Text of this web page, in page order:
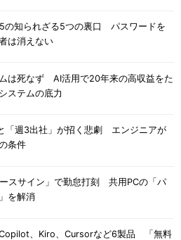
知られざる5つの裏口 パスワードを
は消えない
は死なず AI活用で20年来の高収益をた
ステムの底力
「週3出社」が招く悲劇 エンジニアが
条件
スサイン」で勤怠打刻 共用PCの「パ
を解消
Copilot、Kiro、Cursorなど6製品 「無料